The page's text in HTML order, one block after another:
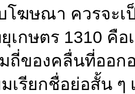
โฆษณา ควรจะเ
เกษตร 1310 คื
ถี่ของคลื่นที่ออก
เรียกชื่อย่อสั้น ๆ